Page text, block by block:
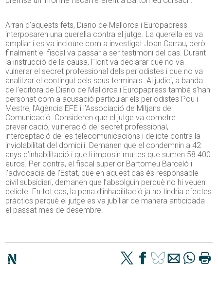
Arran d’aquests fets, Diario de Mallorca i Europapress
interposaren una querella contra el jutge. La querella es va
ampliar i es va incloure com a investigat Joan Carrau, però
finalment el fiscal va passar a ser testimoni del cas. Durant
la instrucció de la causa, Florit va declarar que no va
vulnerar el secret professional dels periodistes i que no va
analitzar el contingut dels seus terminals. Al judici, a banda
de l’editora de Diario de Mallorca i Europapress també s’han
personat com a acusació particular els periodistes Pou i
Mestre, l’Agència EFE i l’Associació de Mitjans de
Comunicació. Consideren que el jutge va cometre
prevaricació, vulneració del secret professional,
interceptació de les telecomunicacions i delicte contra la
inviolabilitat del domicili. Demanen que el condemnin a 42
anys d’inhabilitació i que li imposin multes que sumen 58.400
euros. Per contra, el fiscal superior Bartomeu Barceló i
l’advocacia de l’Estat, que en aquest cas és responsable
civil subsidiari, demanen que l’absolguin perquè no hi veuen
delicte. En tot cas, la pena d’inhabilitació ja no tindria efectes
pràctics perquè el jutge es va jubiliar de manera anticipada
el passat mes de desembre.